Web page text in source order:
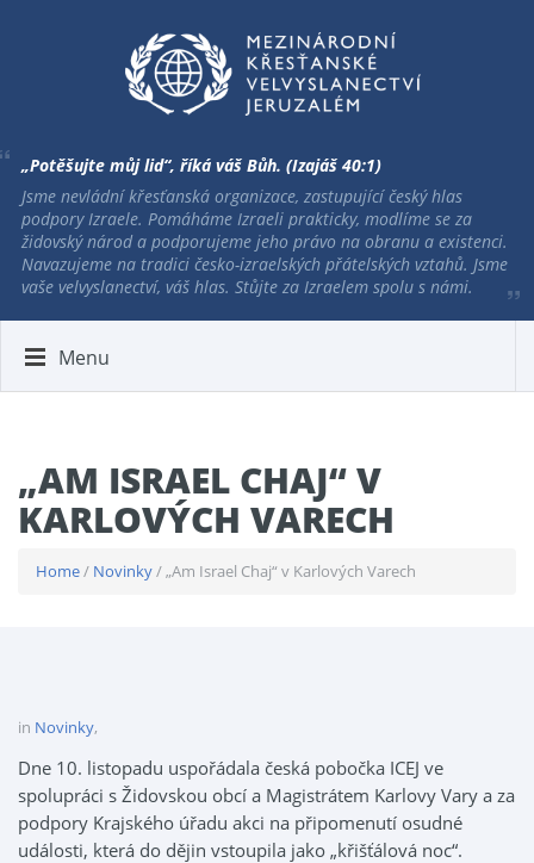
„Potěšujte můj lid“, říká váš Bůh. (Izajáš 40:1)
Jsme nevládní křesťanská organizace, zastupující český hlas
podpory Izraele. Pomáháme Izraeli prakticky, modlíme se za
židovský národ a podporujeme jeho právo na obranu a existenci.
Navazujeme na tradici česko-izraelských přátelských vztahů. Jsme
vaše velvyslanectví, váš hlas. Stůjte za Izraelem spolu s námi.
Menu
„AM ISRAEL CHAJ“ V
KARLOVÝCH VARECH
Home/ Novinky/ „Am Israel Chaj“ v Karlových Varech
in Novinky,
Dne 10. listopadu uspořádala česká pobočka ICEJ ve
spolupráci s Židovskou obcí a Magistrátem Karlovy Vary a za
podpory Krajského úřadu akci na připomenutí osudné
události, která do dějin vstoupila jako „křišťálová noc“.